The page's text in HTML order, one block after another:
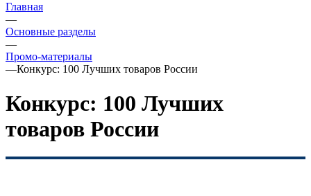
Главная
—
Основные разделы
—
Промо-материалы
—Конкурс: 100 Лучших товаров России
Конкурс: 100 Лучших
товаров России